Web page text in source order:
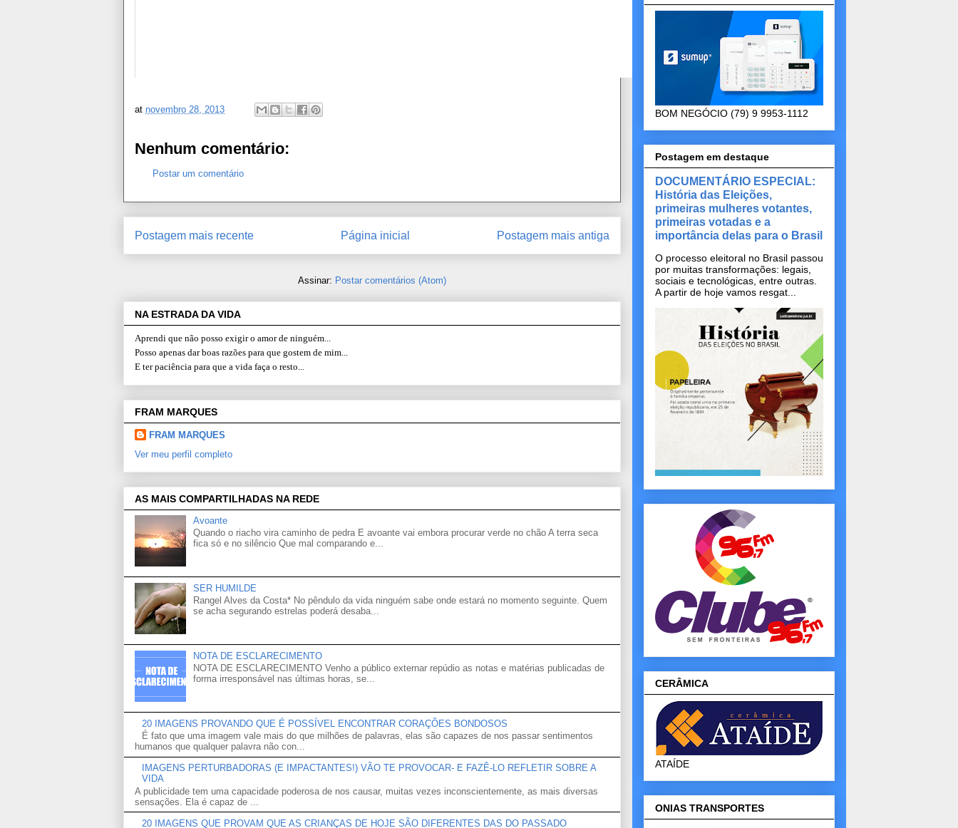
at novembro 28, 2013
Nenhum comentário:
Postar um comentário
Postagem mais recente Postagem mais antiga
Página inicial
Assinar: Postar comentários (Atom)
NA ESTRADA DA VIDA
Aprendi que não posso exigir o amor de ninguém...
Posso apenas dar boas razões para que gostem de mim...
E ter paciência para que a vida faça o resto...
FRAM MARQUES
FRAM MARQUES
Ver meu perfil completo
AS MAIS COMPARTILHADAS NA REDE
Avoante
Quando o riacho vira caminho de pedra E avoante vai embora procurar verde no chão A terra seca
fica só e no silêncio Que mal comparando e...
SER HUMILDE
Rangel Alves da Costa* No pêndulo da vida ninguém sabe onde estará no momento seguinte. Quem
se acha segurando estrelas poderá desaba...
NOTA DE ESCLARECIMENTO
NOTA DE ESCLARECIMENTO Venho a público externar repúdio as notas e matérias publicadas de
forma irresponsável nas últimas horas, se...
20 IMAGENS PROVANDO QUE É POSSÍVEL ENCONTRAR CORAÇÕES BONDOSOS
É fato que uma imagem vale mais do que milhões de palavras, elas são capazes de nos passar sentimentos
humanos que qualquer palavra não con...
IMAGENS PERTURBADORAS (E IMPACTANTES!) VÃO TE PROVOCAR- E FAZÊ-LO REFLETIR SOBRE A
VIDA
A publicidade tem uma capacidade poderosa de nos causar, muitas vezes inconscientemente, as mais diversas
sensações. Ela é capaz de ...
20 IMAGENS QUE PROVAM QUE AS CRIANÇAS DE HOJE SÃO DIFERENTES DAS DO PASSADO
BOM NEGÓCIO (79) 9 9953-1112
Postagem em destaque
DOCUMENTÁRIO ESPECIAL:
História das Eleições,
primeiras mulheres votantes,
primeiras votadas e a
importância delas para o Brasil
O processo eleitoral no Brasil passou
por muitas transformações: legais,
sociais e tecnológicas, entre outras.
A partir de hoje vamos resgat...
CERÂMICA
ATAÍDE
ONIAS TRANSPORTES